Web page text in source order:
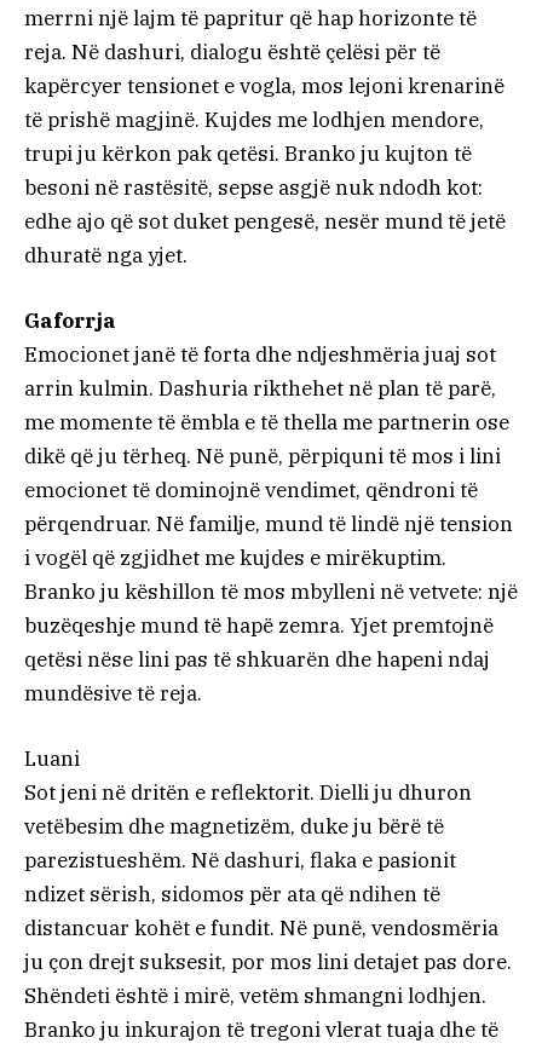
merrni një lajm të papritur që hap horizonte të
reja. Në dashuri, dialogu është çelësi për të
kapërcyer tensionet e vogla, mos lejoni krenarinë
të prishë magjinë. Kujdes me lodhjen mendore,
trupi ju kërkon pak qetësi. Branko ju kujton të
besoni në rastësitë, sepse asgjë nuk ndodh kot:
edhe ajo që sot duket pengesë, nesër mund të jetë
dhuratë nga yjet.
Gaforrja
Emocionet janë të forta dhe ndjeshmëria juaj sot
arrin kulmin. Dashuria rikthehet në plan të parë,
me momente të ëmbla e të thella me partnerin ose
dikë që ju tërheq. Në punë, përpiquni të mos i lini
emocionet të dominojnë vendimet, qëndroni të
përqendruar. Në familje, mund të lindë një tension
i vogël që zgjidhet me kujdes e mirëkuptim.
Branko ju këshillon të mos mbylleni në vetvete: një
buzëqeshje mund të hapë zemra. Yjet premtojnë
qetësi nëse lini pas të shkuarën dhe hapeni ndaj
mundësive të reja.
Luani
Sot jeni në dritën e reflektorit. Dielli ju dhuron
vetëbesim dhe magnetizëm, duke ju bërë të
parezistueshëm. Në dashuri, flaka e pasionit
ndizet sërish, sidomos për ata që ndihen të
distancuar kohët e fundit. Në punë, vendosmëria
ju çon drejt suksesit, por mos lini detajet pas dore.
Shëndeti është i mirë, vetëm shmangni lodhjen.
Branko ju inkurajon të tregoni vlerat tuaja dhe të